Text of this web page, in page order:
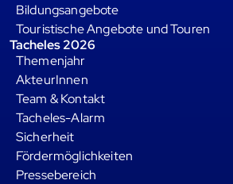
Bildungsangebote
Touristische Angebote und Touren
Tacheles 2026
Themenjahr
AkteurInnen
Team & Kontakt
Tacheles-Alarm
Sicherheit
Fördermöglichkeiten
Pressebereich